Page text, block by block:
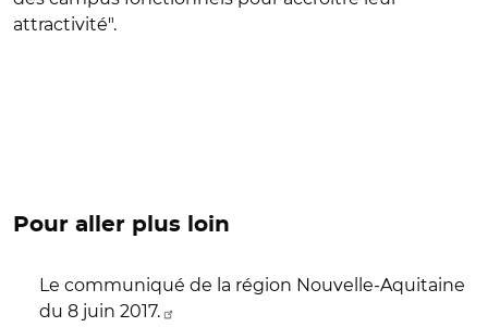
attractivité".
Pour aller plus loin
Le communiqué de la région Nouvelle-Aquitaine
du 8 juin 2017.